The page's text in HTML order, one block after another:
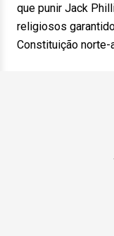
que punir Jack
religiosos
Constituição norte-